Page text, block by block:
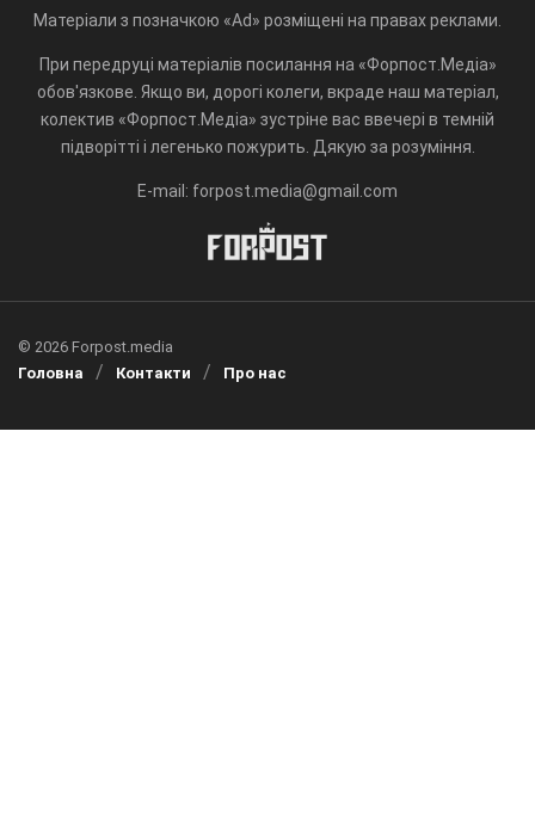
Матеріали з позначкою «Ad» розміщені на правах реклами.
При передруці матеріалів посилання на «Форпост.Медіа»
обов'язкове. Якщо ви, дорогі колеги, вкраде наш матеріал,
колектив «Форпост.Медіа» зустріне вас ввечері в темній
підворітті і легенько пожурить. Дякую за розуміння.
E-mail: forpost.media@gmail.com
© 2026 Forpost.media
Головна
Контакти Про нас